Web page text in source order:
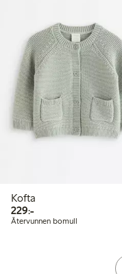
Kofta
229:-229,00 kr
Återvunnen bomull